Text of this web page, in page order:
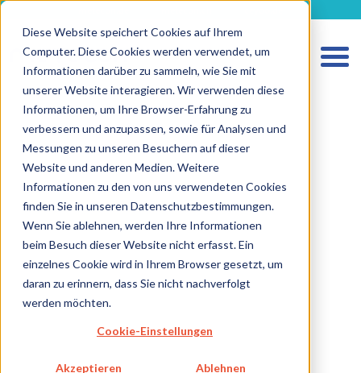
Diese Website speichert Cookies auf Ihrem
Computer. Diese Cookies werden verwendet, um
Informationen darüber zu sammeln, wie Sie mit
unserer Website interagieren. Wir verwenden diese
Informationen, um Ihre Browser-Erfahrung zu
verbessern und anzupassen, sowie für Analysen und
Messungen zu unseren Besuchern auf dieser
Website und anderen Medien. Weitere
Informationen zu den von uns verwendeten Cookies
finden Sie in unseren Datenschutzbestimmungen.
Wenn Sie ablehnen, werden Ihre Informationen
beim Besuch dieser Website nicht erfasst. Ein
einzelnes Cookie wird in Ihrem Browser gesetzt, um
daran zu erinnern, dass Sie nicht nachverfolgt
werden möchten.
Cookie-Einstellungen
Akzeptieren Ablehnen
HOME
LEISTUNGEN MEDIZINPRODUKTE
LEISTUNGEN IVD
ZUKUNFTSSTARKE LÖSUNGEN
ÜBER UNS
BLOG